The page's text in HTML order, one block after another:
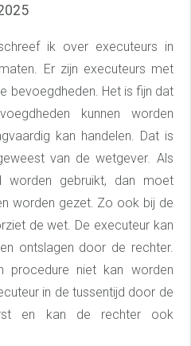
ik over executeurs in
Er zijn executeurs met
bevoegdheden. Het is fijn dat
kunnen worden
kan handelen. Dat is
van de wetgever. Als
worden gebruikt, dan moet
worden gezet. Zo ook bij de
de wet. De executeur kan
ontslagen door de rechter.
procedure niet kan worden
in de tussentijd door de
en kan de rechter ook